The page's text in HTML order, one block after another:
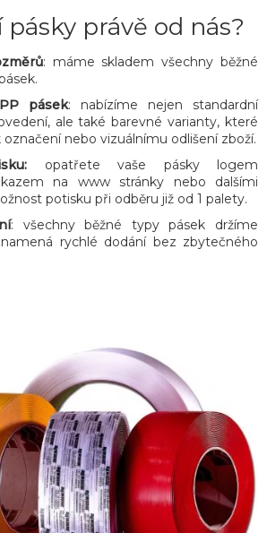
pásky právě od nás?
: máme skladem všechny běžné
pásek: nabízíme nejen standardní
ale také barevné varianty, které
nebo vizuálnímu odlišení zboží.
opatřete vaše pásky logem
na www stránky nebo dalšími
potisku při odběru již od 1 palety.
: všechny běžné typy pásek držíme
rychlé dodání bez zbytečného